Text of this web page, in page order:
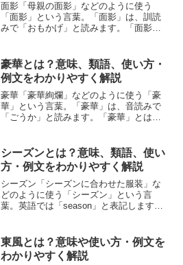
面影「母親の面影」などのように使う
「面影」という言葉。「面影」は、訓読
みで「おもかげ」と読みます。「面影」
方や類語について、小説などの用例を紹
介しながら、わかりやすく解説...
豪華とは？意味、類語、使い方・
例文をわかりやすく解説
豪華「豪華絢爛」などのように使う「豪
華」という言葉。「豪華」は、音読みで
「ごうか」と読みます。「豪華」とは、
について、小説などの用例を紹介しなが
ら、わかりやすく解説して...
シーズンとは？意味、類語、使い
方・例文をわかりやすく解説
シーズン「シーズンに合わせた服装」な
どのように使う「シーズン」という言
葉。英語では「season」と表記します。
ン」の意味や使い方や類語について、小
説などの用例を紹介しな...
東風とは？意味や使い方・例文を
わかりやすく解説